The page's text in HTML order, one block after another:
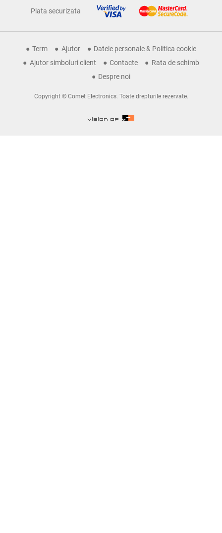
Plata securizata
Term Ajutor
Datele personale & Politica cookie
Ajutor simboluri client
Contacte
Rata de schimb
Despre noi
Copyright © Comet Electronics. Toate drepturile rezervate.